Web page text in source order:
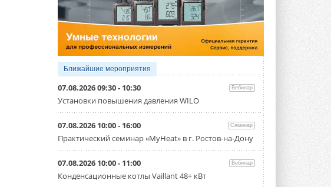
Ближайшие мероприятия
07.08.2026 09:30 - 10:30 Вебинар
Установки повышения давления WILO
07.08.2026 10:00 - 16:00 Семинар
Практический семинар «MyHeat» в г. Ростов-на-Дону
07.08.2026 10:00 - 11:00 Вебинар
Конденсационные котлы Vaillant 48+ кВт